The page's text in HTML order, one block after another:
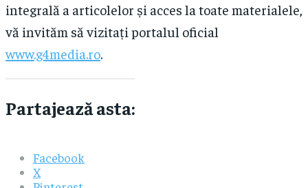
integrală a articolelor și acces la toate materialele,
vă invităm să vizitați portalul oficial
www.g4media.ro.
Partajează asta:
Facebook
X